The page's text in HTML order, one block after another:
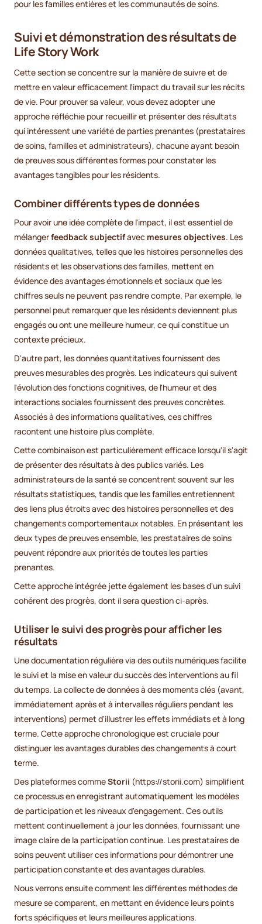
pour les familles entières et les communautés de soins.
Suivi et démonstration des résultats de
Life Story Work
Cette section se concentre sur la manière de suivre et de
mettre en valeur efficacement l'impact du travail sur les récits
de vie. Pour prouver sa valeur, vous devez adopter une
approche réfléchie pour recueillir et présenter des résultats
qui intéressent une variété de parties prenantes (prestataires
de soins, familles et administrateurs), chacune ayant besoin
de preuves sous différentes formes pour constater les
avantages tangibles pour les résidents.
Combiner différents types de données
Pour avoir une idée complète de l'impact, il est essentiel de
mélangerfeedback subjectifavec mesures objectives. Les
données qualitatives, telles que les histoires personnelles des
résidents et les observations des familles, mettent en
évidence des avantages émotionnels et sociaux que les
chiffres seuls ne peuvent pas rendre compte. Par exemple, le
personnel peut remarquer que les résidents deviennent plus
engagés ou ont une meilleure humeur, ce qui constitue un
contexte précieux.
D'autre part, les données quantitatives fournissent des
preuves mesurables des progrès. Les indicateurs qui suivent
l'évolution des fonctions cognitives, de l'humeur et des
interactions sociales fournissent des preuves concrètes.
Associés à des informations qualitatives, ces chiffres
racontent une histoire plus complète.
Cette combinaison est particulièrement efficace lorsqu'il s'agit
de présenter des résultats à des publics variés. Les
administrateurs de la santé se concentrent souvent sur les
résultats statistiques, tandis que les familles entretiennent
des liens plus étroits avec des histoires personnelles et des
changements comportementaux notables. En présentant les
deux types de preuves ensemble, les prestataires de soins
peuvent répondre aux priorités de toutes les parties
prenantes.
Cette approche intégrée jette également les bases d'un suivi
cohérent des progrès, dont il sera question ci-après.
Utiliser le suivi des progrès pour afficher les
résultats
Une documentation régulière via des outils numériques facilite
le suivi et la mise en valeur du succès des interventions au fil
du temps. La collecte de données à des moments clés (avant,
immédiatement après et à intervalles réguliers pendant les
interventions) permet d'illustrer les effets immédiats et à long
terme. Cette approche chronologique est cruciale pour
distinguer les avantages durables des changements à court
terme.
Des plateformes commeStorii (https://storii.com) simplifient
ce processus en enregistrant automatiquement les modèles
de participation et les niveaux d'engagement. Ces outils
mettent continuellement à jour les données, fournissant une
image claire de la participation continue. Les prestataires de
soins peuvent utiliser ces informations pour démontrer une
participation constante et des avantages durables.
Nous verrons ensuite comment les différentes méthodes de
mesure se comparent, en mettant en évidence leurs points
forts spécifiques et leurs meilleures applications.